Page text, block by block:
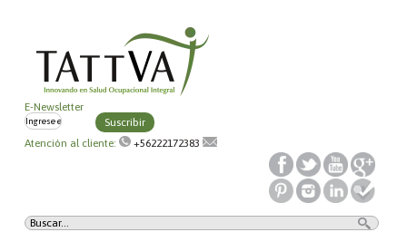
E-Newsletter
Suscribir
Atención al cliente:
+56222172383